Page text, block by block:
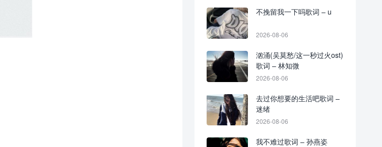
不挽留我一下吗歌词 – u
2026-08-06
汹涌(吴莫愁/这一秒过火ost)
歌词 – 林知微
2026-08-06
去过你想要的生活吧歌词 –
迷绪
2026-08-06
我不难过歌词 – 孙燕姿